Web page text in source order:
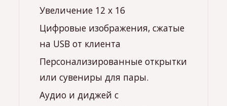
Увеличение 12 х 16
Цифровые изображения, сжатые
на USB от клиента
Персонализированные открытки
или сувениры для пары.
Аудио и диджей с